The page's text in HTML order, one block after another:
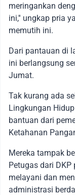
meringankan
ini,'' ungkap pria
memutih ini.
Dari pantauan di
ini berlangsung
Jumat.
Tak kurang ada
Lingkungan
bantuan dari
Ketahanan
Mereka tampak
Petugas dari
melayani dan
administrasi